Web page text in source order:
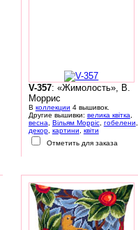
V-357: «Жимолость», В.
Моррис
В коллекции 4 вышивок.
Другие вышивки: велика квітка,
весна, Вільям Морріс, гобелени,
декор, картини, квіти
Отметить для заказа